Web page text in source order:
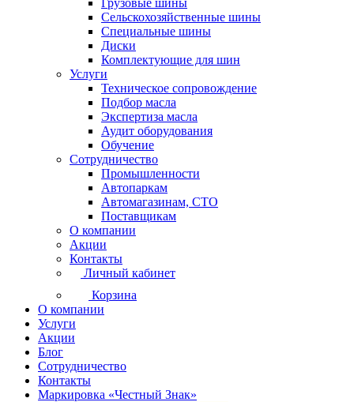
Грузовые шины
Сельскохозяйственные шины
Специальные шины
Диски
Комплектующие для шин
Услуги
Техническое сопровождение
Подбор масла
Экспертиза масла
Аудит оборудования
Обучение
Сотрудничество
Промышленности
Автопаркам
Автомагазинам, СТО
Поставщикам
О компании
Акции
Контакты
Личный кабинет
Корзина
О компании
Услуги
Акции
Блог
Сотрудничество
Контакты
Маркировка «Честный Знак»